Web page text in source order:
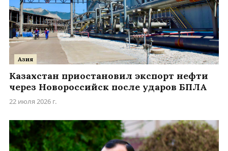
Азия
Казахстан приостановил экспорт нефти
через Новороссийск после ударов БПЛА
22 июля 2026 г.